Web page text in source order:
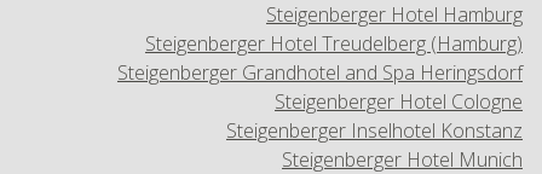
Steigenberger Hotel Hamburg
Steigenberger Hotel Treudelberg (Hamburg)
Steigenberger Grandhotel and Spa Heringsdorf
Steigenberger Hotel Cologne
Steigenberger Inselhotel Konstanz
Steigenberger Hotel Munich